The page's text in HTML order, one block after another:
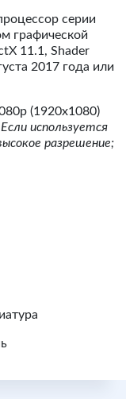
серии
графической
11.1, Shader
2017 года или
(1920x1080)
используется
разрешение;